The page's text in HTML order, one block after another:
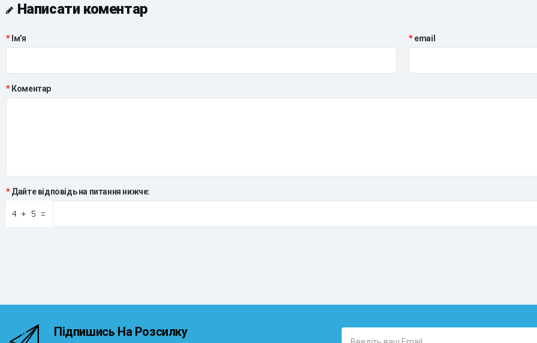
Написати коментар
Ім'я email
Коментар
Дайте відповідь на питання нижче:
Підпишись На Розсилку